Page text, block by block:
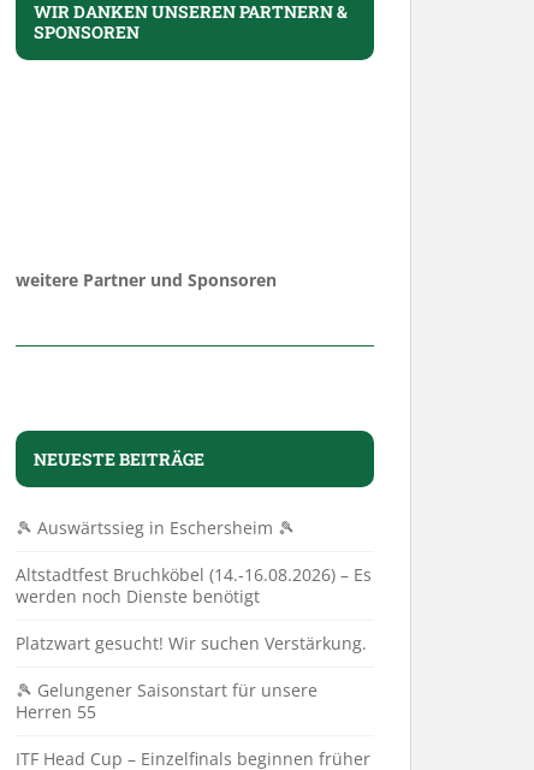
WIR DANKEN UNSEREN PARTNERN &
SPONSOREN
weitere Partner und Sponsoren
NEUESTE BEITRÄGE
🎾 Auswärtssieg in Eschersheim 🎾
Altstadtfest Bruchköbel (14.-16.08.2026) – Es
werden noch Dienste benötigt
Platzwart gesucht! Wir suchen Verstärkung.
🎾 Gelungener Saisonstart für unsere
Herren 55
ITF Head Cup – Einzelfinals beginnen früher